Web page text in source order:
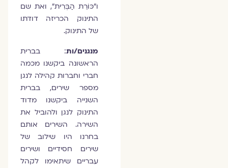
ו"כּוֹרֵת הַבְּרִית", ואת שם
התינוק הכריזה דודתו
של התינוק.
מנגנים/ות: בברית
הראשונה ביקשנו מכמה
חברי וחברות קהילה לנגן
מספר שירים, בברית
השנייה ביקשנו מדוד
התינוק לנגן ולהוביל את
השירה. השירים אותם
בחרנו היו שילוב של
שירים חסידיים ושירים
עבריים שיתאימו לקהל